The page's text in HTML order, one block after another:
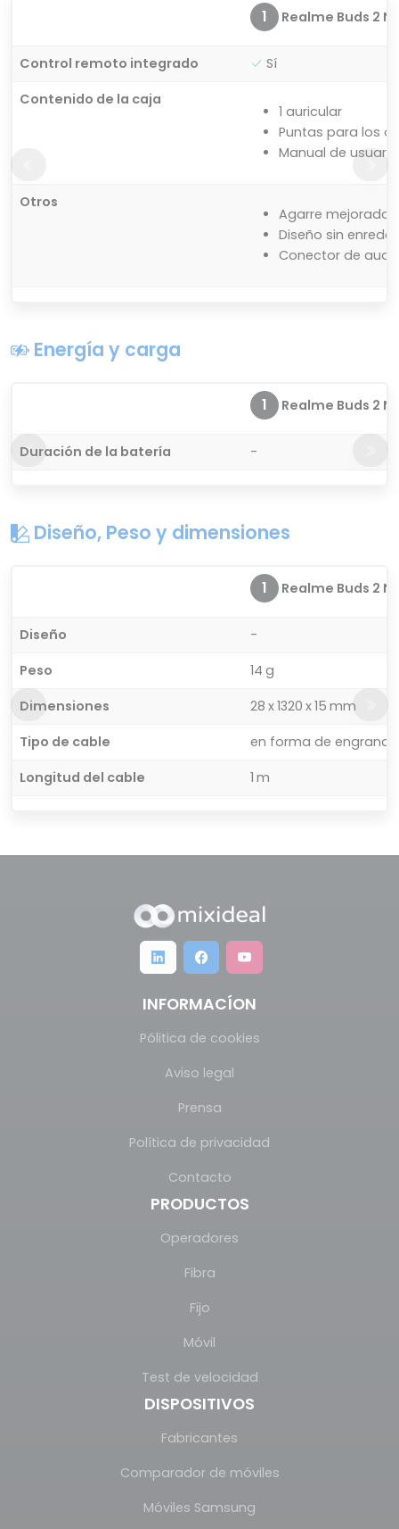
1 Realme Buds 2
Control remoto integrado
Sí
Contenido de la caja
1 auricular
Puntas para los
Manual de usuario
Otros
Agarre mejorado
Diseño sin
Conector de
Energía y carga
1 Realme Buds 2
Duración de la batería -
Diseño, Peso y dimensiones
1 Realme Buds 2
Diseño
-
Peso
14 g
Dimensiones
28 x 1320 x 15 mm
Tipo de cable
en forma de
Longitud del cable
1 m
INFORMACÍON
Pólitica de cookies
Aviso legal
Prensa
Política de privacidad
Contacto
PRODUCTOS
Operadores
Fibra
Fijo
Móvil
Test de velocidad
DISPOSITIVOS
Fabricantes
Comparador de móviles
Móviles Samsung